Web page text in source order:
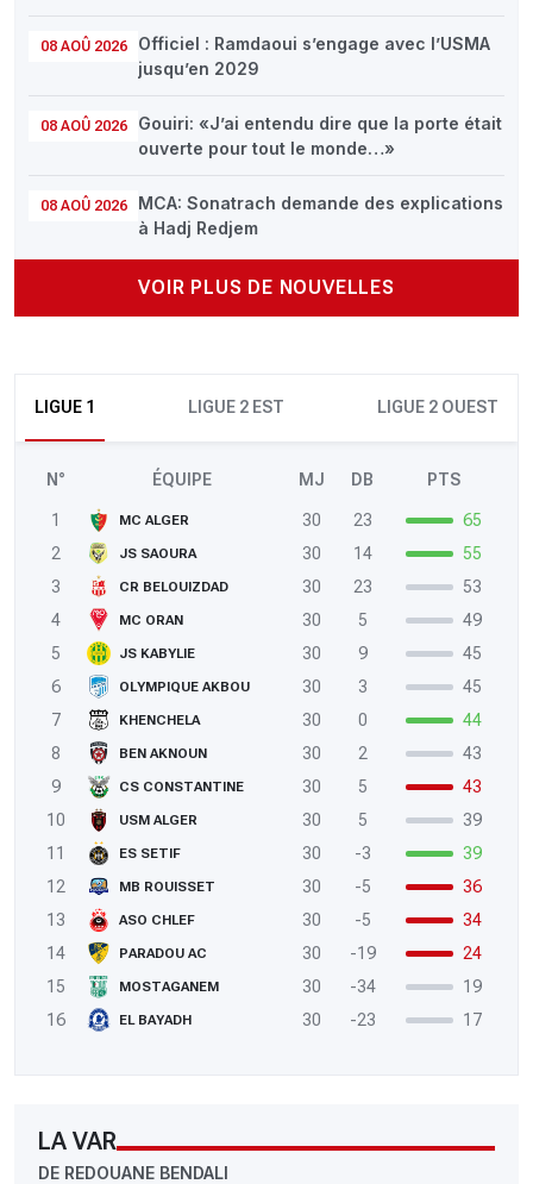
08 AOÛ 2026
Officiel : Ramdaoui s’engage avec l’USMA
jusqu’en 2029
08 AOÛ 2026
Gouiri: «J’ai entendu dire que la porte était
ouverte pour tout le monde…»
08 AOÛ 2026
MCA: Sonatrach demande des explications
à Hadj Redjem
VOIR PLUS DE NOUVELLES
LIGUE 1 LIGUE 2 EST LIGUE 2 OUEST
N° ÉQUIPE MJ DB PTS
1 MC ALGER 30 23
65
2
JS SAOURA 30 14
55
3
CR BELOUIZDAD 30 23
53
4
MC ORAN 30 5
49
5
JS KABYLIE 30 9
45
6
OLYMPIQUE AKBOU 30 3
45
7
KHENCHELA 30 0
44
8
BEN AKNOUN 30 2
43
9
CS CONSTANTINE 30 5
43
10
USM ALGER 30 5
39
11
ES SETIF 30 -3
39
12
MB ROUISSET 30 -5
36
13
ASO CHLEF 30 -5
34
14
PARADOU AC 30 -19
24
15
MOSTAGANEM 30 -34
19
16
EL BAYADH 30 -23 17
LA VAR
DE REDOUANE BENDALI